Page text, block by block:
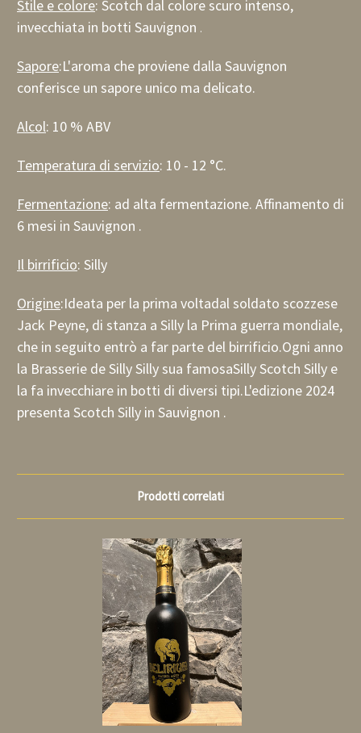
Stile e colore: Scotch dal colore scuro intenso,
invecchiata in botti Sauvignon .
Sapore:L'aroma che proviene dalla Sauvignon
conferisce un sapore unico ma delicato.
Alcol: 10 % ABV
Temperatura di servizio: 10 - 12 °C.
Fermentazione: ad alta fermentazione. Affinamento di
6 mesi in Sauvignon .
Il birrificio: Silly
Origine:Ideata per la prima voltadal soldato scozzese
Jack Peyne, di stanza a Silly la Prima guerra mondiale,
che in seguito entrò a far parte del birrificio.Ogni anno
la Brasserie de Silly Silly sua famosaSilly Scotch Silly e
la fa invecchiare in botti di diversi tipi.L'edizione 2024
presenta Scotch Silly in Sauvignon .
Prodotti correlati